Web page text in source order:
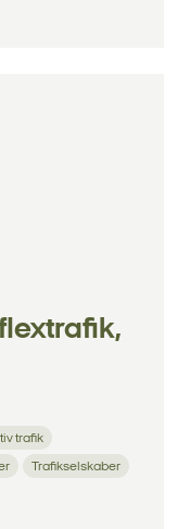
trafik
Trafikselskaber